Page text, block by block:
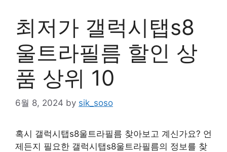
최저가 갤럭시탭s8
울트라필름 할인 상
품 상위 10
6월 8, 2024 by sik_soso
혹시 갤럭시탭s8울트라필름 찾아보고 계신가요? 언
제든지 필요한 갤럭시탭s8울트라필름의 정보를 찾